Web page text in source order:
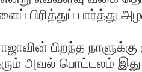
பிரித்துப் பார்த்து
பிறந்த நாளுக்கு
அவல் பொட்டலம்